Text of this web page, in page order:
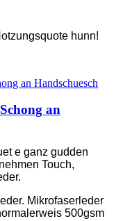
hunn!
an
e ganz gudden
Touch,
Mikrofaserleder
500gsm